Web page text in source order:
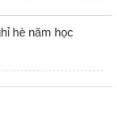
hè năm học